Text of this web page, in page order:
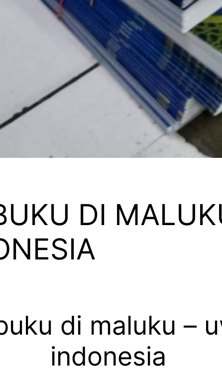
DI
di maluku –
indonesia